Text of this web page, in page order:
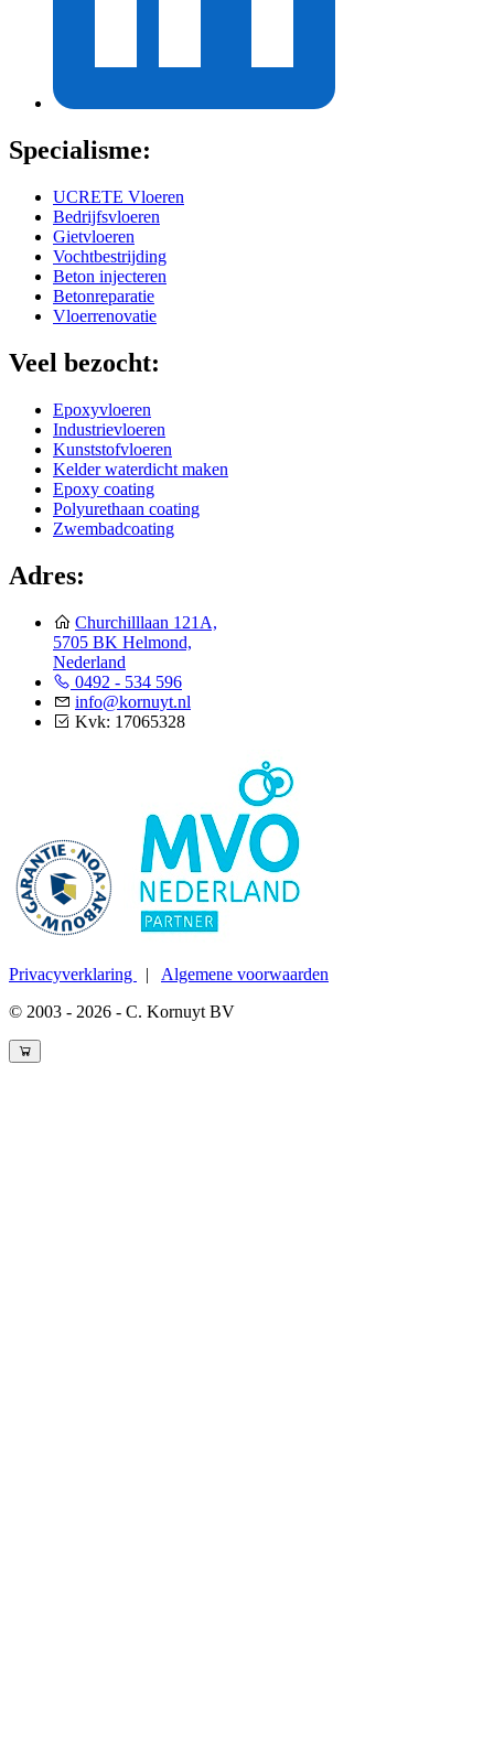
Specialisme:
UCRETE Vloeren
Bedrijfsvloeren
Gietvloeren
Vochtbestrijding
Beton injecteren
Betonreparatie
Vloerrenovatie
Veel bezocht:
Epoxyvloeren
Industrievloeren
Kunststofvloeren
Kelder waterdicht maken
Epoxy coating
Polyurethaan coating
Zwembadcoating
Adres:
Churchilllaan 121A,
5705 BK Helmond,
Nederland
0492 - 534 596
info@kornuyt.nl
Kvk: 17065328
Privacyverklaring | Algemene voorwaarden
© 2003 - 2026 - C. Kornuyt BV